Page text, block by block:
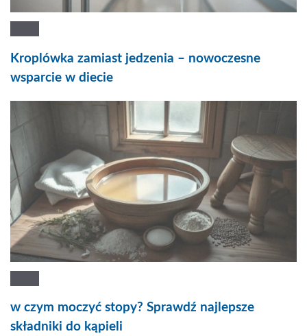
Kroplówka zamiast jedzenia – nowoczesne
wsparcie w diecie
w czym moczyć stopy? Sprawdź najlepsze
składniki do kąpieli